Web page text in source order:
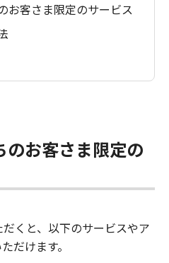
お客さま限定のサービス
お客さま限定の
だくと、以下のサービスやア
だけます。